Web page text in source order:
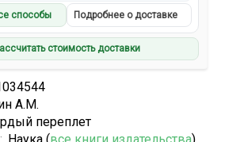
способы Подробнее о доставке
стоимость доставки
А.М.
переплет
Наука (все книги издательства)